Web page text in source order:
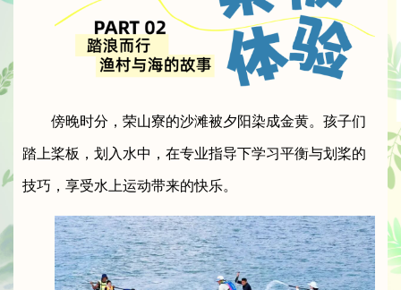
傍晚时分，荣山寮的沙滩被夕阳染成金黄。孩子们
踏上桨板，划入水中，在专业指导下学习平衡与划桨的
技巧，享受水上运动带来的快乐。